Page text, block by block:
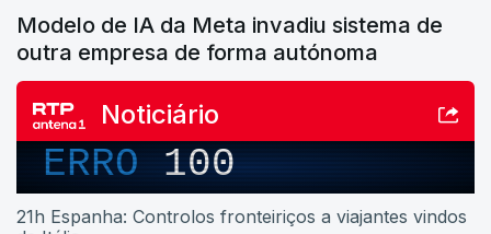
Modelo de IA da Meta invadiu sistema de
outra empresa de forma autónoma
Noticiário
ERRO 100
21h Espanha: Controlos fronteiriços a viajantes vindos